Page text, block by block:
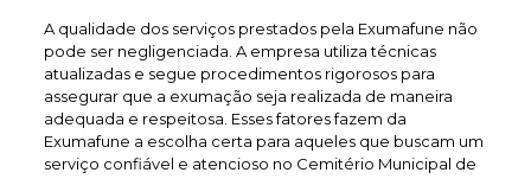
A qualidade dos serviços prestados pela Exumafune não
pode ser negligenciada. A empresa utiliza técnicas
atualizadas e segue procedimentos rigorosos para
assegurar que a exumação seja realizada de maneira
adequada e respeitosa. Esses fatores fazem da
Exumafune a escolha certa para aqueles que buscam um
serviço confiável e atencioso no Cemitério Municipal de